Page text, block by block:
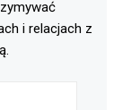
i relacjach z